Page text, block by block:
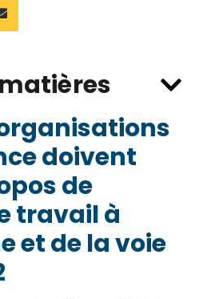
doivent
de
travail à
et de la voie